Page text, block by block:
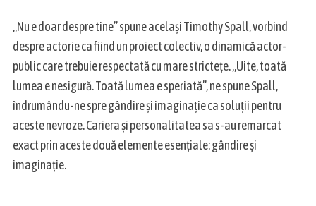
„Nu e doar despre tine” spune același Timothy Spall, vorbind
despre actorie ca fiind un proiect colectiv, o dinamică actor-
public care trebuie respectată cu mare strictețe. „Uite, toată
lumea e nesigură. Toată lumea e speriată”, ne spune Spall,
îndrumându-ne spre gândire și imaginație ca soluții pentru
aceste nevroze. Cariera și personalitatea sa s-au remarcat
exact prin aceste două elemente esențiale: gândire și
imaginație.